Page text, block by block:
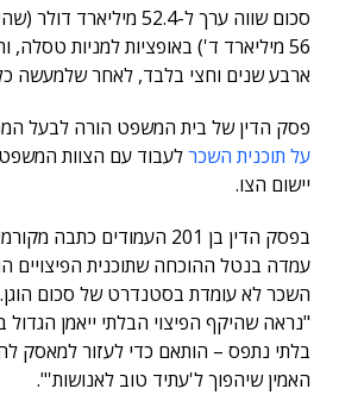
סכום שווה ערך ל-52.4
56 מיליארד ד') באופציות למניות
ארבע שנים וחצי בלבד, לאחר שלמעשה
פסק הדין של בית המשפט הורה לבעל
על תוכנית השכרלעבוד עם הצוות
יישום הצו.
בפסק הדין בן 201 העמודים
עמדה בנטל ההוכחה שתוכנית הפיצויים
השכר לא עומדת בסטנדרט של סכום הוגן.
"נראה שהיקף הפיצוי הבלתי ייאמן הגדול
בלתי נתפס – הותאם כדי לעזור למאסק
האמין שיהפוך ל'עתיד טוב לאנושות'".